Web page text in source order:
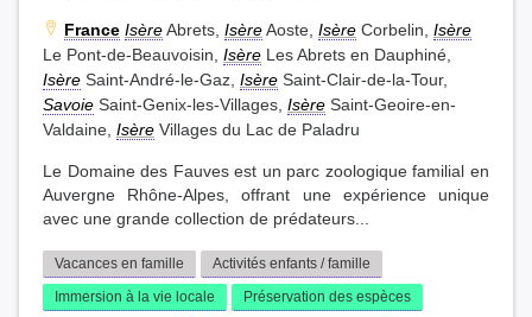
France IsèreAbrets, IsèreAoste, Isère Corbelin, Isère
Le Pont-de-Beauvoisin, Isère Les Abrets en Dauphiné,
Isère Saint-André-le-Gaz, Isère Saint-Clair-de-la-Tour,
Savoie Saint-Genix-les-Villages, Isère Saint-Geoire-en-
Valdaine, Isère Villages du Lac de Paladru
Le Domaine des Fauves est un parc zoologique familial en
Auvergne Rhône-Alpes, offrant une expérience unique
avec une grande collection de prédateurs...
Vacances en famille
Activités enfants / famille
Immersion à la vie locale
Préservation des espèces